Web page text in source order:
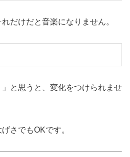
だけだと音楽になりません。
」と思うと、変化をつけられませ
さでもOKです。